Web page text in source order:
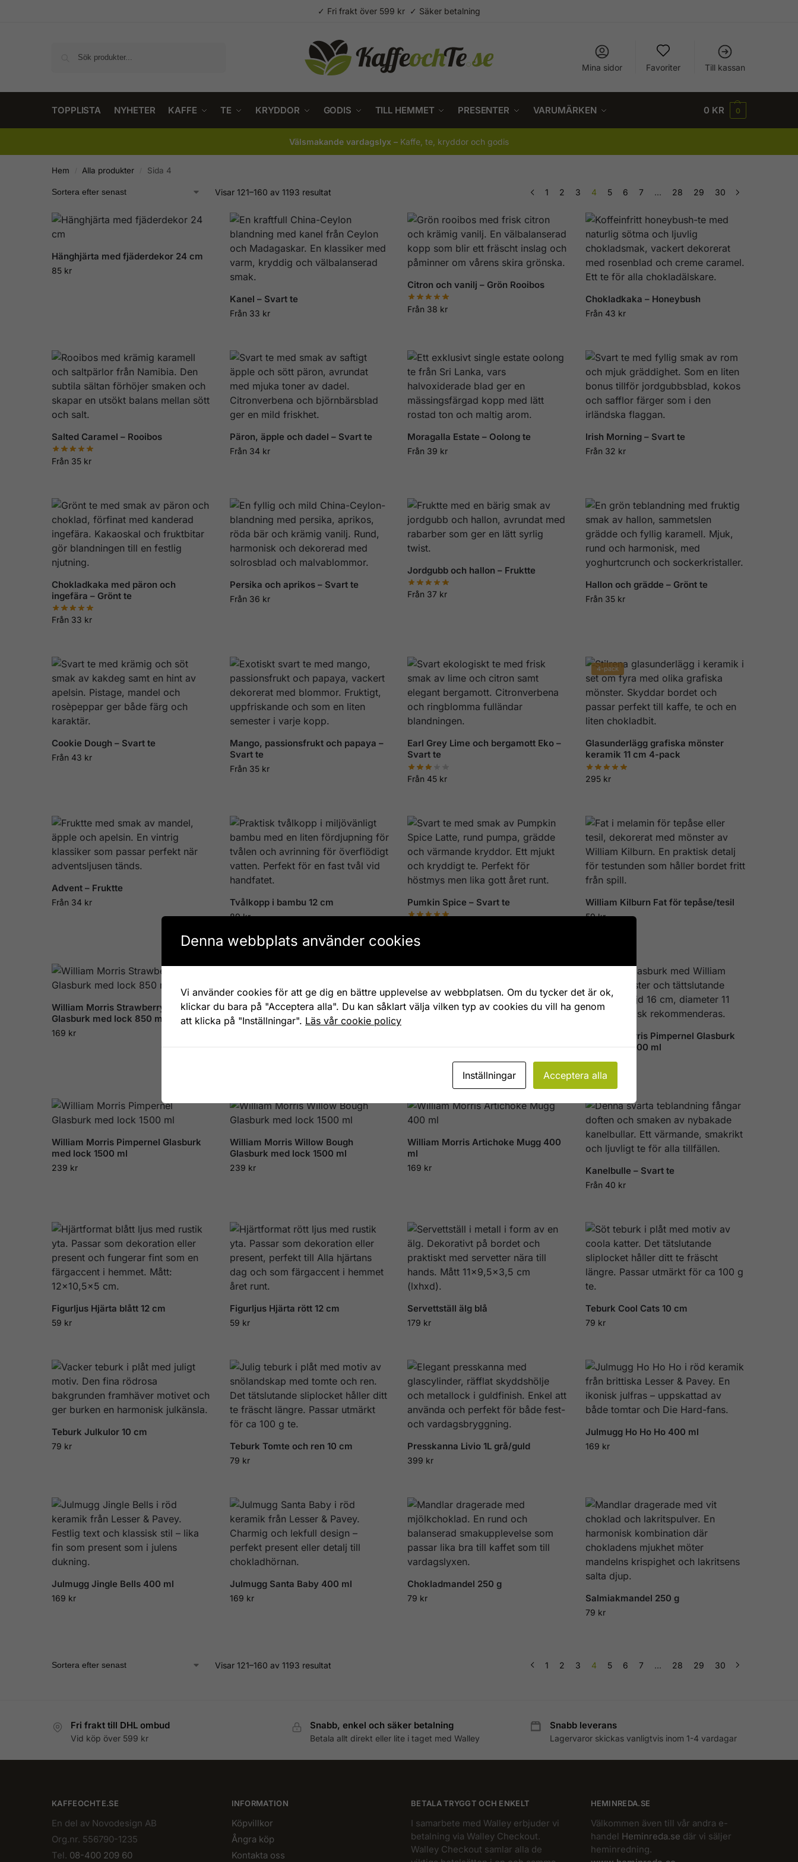
✓ Fri frakt över 599 kr ✓ Säker betalning
Mina sidor Favoriter Till kassan
TOPPLISTA NYHETER KAFFE TE KRYDDOR GODIS TILL HEMMET PRESENTER VARUMÄRKEN 0 KR 0
Välsmakande vardagslyx – Kaffe, te, kryddor och godis
Hem Alla produkter Sida 4
Visar 121–160 av 1193 resultat 1 2 3 4 5 6 7 … 28 29 30
Hänghjärta med fjäderdekor 24 cm
85 kr
Kanel – Svart te
Från 33 kr
Citron och vanilj – Grön Rooibos
Från 38 kr
Chokladkaka – Honeybush
Från 43 kr
Salted Caramel – Rooibos
Från 35 kr
Päron, äpple och dadel – Svart te
Från 34 kr
Moragalla Estate – Oolong te
Från 39 kr
Irish Morning – Svart te
Från 32 kr
Chokladkaka med päron och
ingefära – Grönt te
Från 33 kr
Persika och aprikos – Svart te
Från 36 kr
Jordgubb och hallon – Fruktte
Från 37 kr
Hallon och grädde – Grönt te
Från 35 kr
Cookie Dough – Svart te
Från 43 kr
Mango, passionsfrukt och papaya –
Svart te
Från 35 kr
Earl Grey Lime och bergamott Eko –
Svart te
Från 45 kr
4-pack
Glasunderlägg grafiska mönster
keramik 11 cm 4-pack
295 kr
Advent – Fruktte
Från 34 kr Tvålkopp i bambu 12 cm
89kr
Pumkin Spice – Svart te William Kilburn Fat för tepåse/tesil
59kr
William Morris Strawberry Thief
Glasburk med lock 850 ml
169 kr
William Morris Strawberry Thief
Glasburk med lock 1500 ml
William Morris Pimpernel Glasburk
William Morris Pimpernel Glasburk
med lock 1200 ml
199kr
William Morris Pimpernel Glasburk
med lock 1500 ml
239 kr
William Morris Willow Bough
Glasburk med lock 1500 ml
239 kr
William Morris Artichoke Mugg 400
ml
169 kr Kanelbulle – Svart te
Från 40 kr
Figurljus Hjärta blått 12 cm
59 kr
Figurljus Hjärta rött 12 cm
59 kr
Servettställ älg blå
179 kr
Teburk Cool Cats 10 cm
79 kr
Teburk Julkulor 10 cm
79 kr Teburk Tomte och ren 10 cm
79 kr
Presskanna Livio 1L grå/guld
399 kr
Julmugg Ho Ho Ho 400 ml
169 kr
Julmugg Jingle Bells 400 ml
169 kr
Julmugg Santa Baby 400 ml
169 kr
Chokladmandel 250 g
79 kr Salmiakmandel 250 g
79 kr
Visar 121–160 av 1193 resultat 1 2 3 4 5 6 7 … 28 29 30
Fri frakt till DHL ombud
Vid köp över 599 kr
Snabb, enkel och säker betalning
Betala allt direkt eller lite i taget med Walley
Snabb leverans
Lagervaror skickas vanligtvis inom 1-4 vardagar
KAFFEOCHTE.SE
En del av Novodesign AB
Org.nr. 556790-1235
Tel. 08-400 209 60
INFORMATION
Köpvillkor
Ångra köp
Kontakta oss
BETALA TRYGGT OCH ENKELT
I samarbete med Walley erbjuder vi
betalning via Walley Checkout.
Walley Checkout samlar alla de
HEMINREDA.SE
Välkommen även till vår andra e-
handel Heminreda.se där vi säljer
heminredning.
Denna webbplats använder cookies
Vi använder cookies för att ge dig en bättre upplevelse av webbplatsen. Om du tycker det är ok,
klickar du bara på "Acceptera alla". Du kan såklart välja vilken typ av cookies du vill ha genom
att klicka på "Inställningar". Läs vår cookie policy
Inställningar Acceptera alla